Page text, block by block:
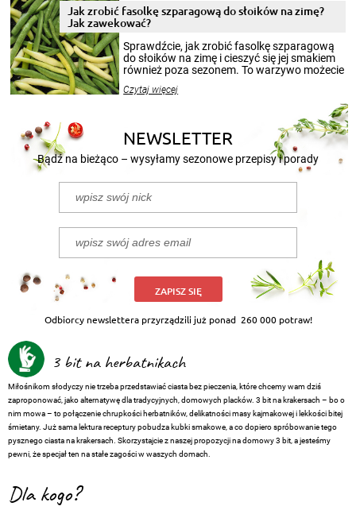
pełni poczuć atmosferę cieplejszych
miesięcy. Przygotowanie słoików ze
smakowitą zawartością musi obejmować
patenty, które pozwolą zachować świeżość
przetworów.
Jak zrobić fasolkę szparagową do słoików na zimę?
Jak zawekować?
Sprawdźcie, jak zrobić fasolkę szparagową
do słoików na zimę i cieszyć się jej smakiem
również poza sezonem. To warzywo możecie
nasze propozycje!
Czytaj więcej
NEWSLETTER
Bądź na bieżąco – wysyłamy sezonowe przepisy i porady
ZAPISZ SIĘ
Odbiorcy newslettera przyrządzili już ponad 260 000 potraw!
3 bit na herbatnikach
Miłośnikom słodyczy nie trzeba przedstawiać ciasta bez pieczenia, które chcemy wam dziś
zaproponować, jako alternatywę dla tradycyjnych, domowych placków. 3 bit na krakersach – bo o
nim mowa – to połączenie chrupkości herbatników, delikatności masy kajmakowej i lekkości bitej
śmietany. Już sama lektura receptury pobudza kubki smakowe, a co dopiero spróbowanie tego
pysznego ciasta na krakersach. Skorzystajcie z naszej propozycji na domowy 3 bit, a jesteśmy
pewni, że specjał ten na stałe zagości w waszych domach.
Dla kogo?